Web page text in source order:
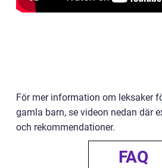
För mer information om leksaker
gamla barn, se videon nedan där
och rekommendationer.
FAQ